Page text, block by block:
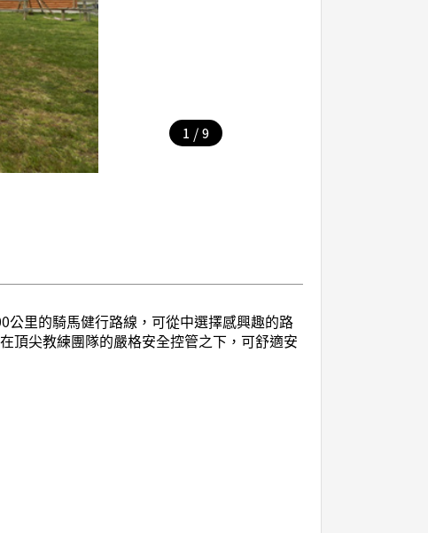
1 / 9
里的騎馬健行路線，可從中選擇感興趣的路
頂尖教練團隊的嚴格安全控管之下，可舒適安